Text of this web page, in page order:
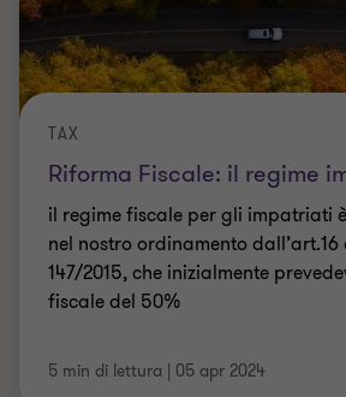
Riforma Fiscale: il regime
TAX
il regime fiscale per gli impatriati
nel nostro ordinamento dall’art.16
147/2015, che inizialmente
fiscale del 50%
5 min di lettura | 05 apr 2024